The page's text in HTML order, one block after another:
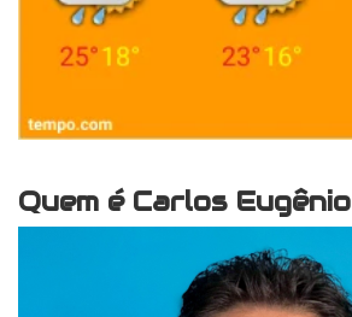
Quem é Carlos Eugênio